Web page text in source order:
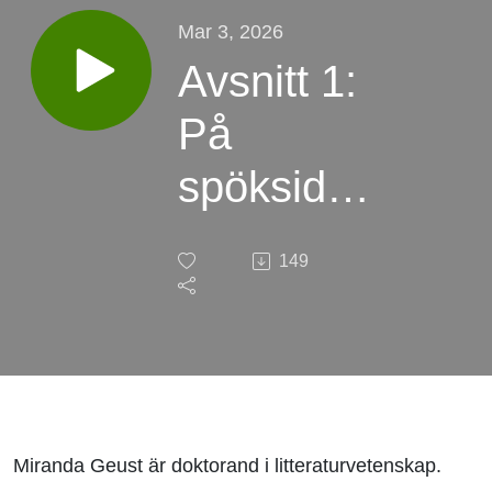
Mar 3, 2026
Avsnitt 1:
På
spöksidan
Janssons
149
Miranda Geust är doktorand i litteraturvetenskap.